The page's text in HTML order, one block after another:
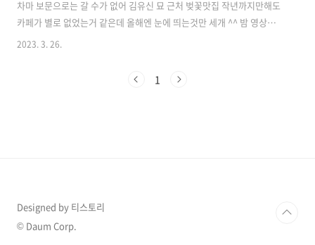
차마 보문으로는 갈 수가 없어 김유신 묘 근처 벚꽃맛집 작년까지만해도
카페가 별로 없었는거 같은데 올해엔 눈에 띄는것만 세개 ^^ 밤 영상은
예전걸로 아이가 기침이 있어서 못나갔어요. 보시고 경주 근처면 사랑하
2023. 3. 26.
1
Designed by 티스토리
© Daum Corp.